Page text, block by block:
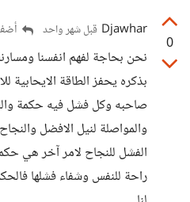
0
Djawhar قبل شهر واحد
نحن بحاجة لفهم انفسنا
بذكره يحفز الطاقة
صاحبه وكل فشل فيه حكمة
والمواصلة لنيل الافضل
الفشل للنجاح لامر آخر هي
راحة للنفس وشفاء فشلها